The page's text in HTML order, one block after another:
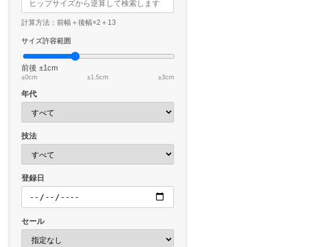
計算方法：前幅＋後幅×2＋13
サイズ許容範囲
前後 ±1cm
±0cm ±1.5cm ±3cm
年代
技法
登録日
セール